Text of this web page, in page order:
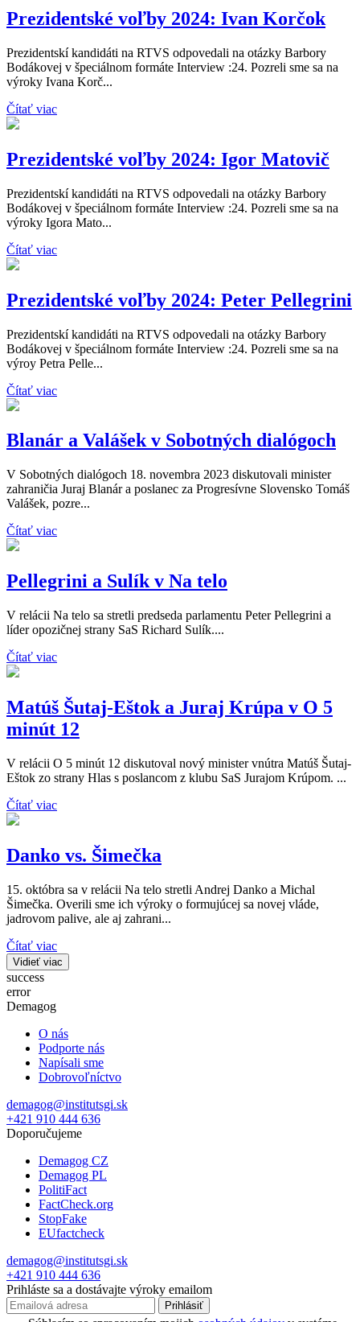
Prezidentské voľby 2024: Ivan Korčok
Prezidentskí kandidáti na RTVS odpovedali na otázky Barbory
Bodákovej v špeciálnom formáte Interview :24. Pozreli sme sa na
výroky Ivana Korč...
Čítať viac
Prezidentské voľby 2024: Igor Matovič
Prezidentskí kandidáti na RTVS odpovedali na otázky Barbory
Bodákovej v špeciálnom formáte Interview :24. Pozreli sme sa na
výroky Igora Mato...
Čítať viac
Prezidentské voľby 2024: Peter Pellegrini
Prezidentskí kandidáti na RTVS odpovedali na otázky Barbory
Bodákovej v špeciálnom formáte Interview :24. Pozreli sme sa na
výroy Petra Pelle...
Čítať viac
Blanár a Valášek v Sobotných dialógoch
V Sobotných dialógoch 18. novembra 2023 diskutovali minister
zahraničia Juraj Blanár a poslanec za Progresívne Slovensko Tomáš
Valášek, pozre...
Čítať viac
Pellegrini a Sulík v Na telo
V relácii Na telo sa stretli predseda parlamentu Peter Pellegrini a
líder opozičnej strany SaS Richard Sulík....
Čítať viac
Matúš Šutaj-Eštok a Juraj Krúpa v O 5
minút 12
V relácii O 5 minút 12 diskutoval nový minister vnútra Matúš Šutaj-
Eštok zo strany Hlas s poslancom z klubu SaS Jurajom Krúpom. ...
Čítať viac
Danko vs. Šimečka
15. októbra sa v relácii Na telo stretli Andrej Danko a Michal
Šimečka. Overili sme ich výroky o formujúcej sa novej vláde,
jadrovom palive, ale aj zahrani...
Čítať viac
Vidieť viac
success
error
Demagog
O nás
Podporte nás
Napísali sme
Dobrovoľníctvo
demagog@institutsgi.sk
+421 910 444 636
Doporučujeme
Demagog CZ
Demagog PL
PolitiFact
FactCheck.org
StopFake
EUfactcheck
demagog@institutsgi.sk
+421 910 444 636
Prihláste sa a dostávajte výroky emailom
Prihlásiť